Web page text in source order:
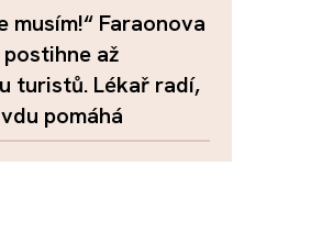
musím!“ Faraonova
až
turistů. Lékař radí,
pomáhá